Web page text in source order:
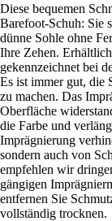
Diese bequemen
Barefoot-Schuh: Sie
dünne Sohle ohne
Ihre Zehen.
gekennzeichnet bei
Es ist immer gut, die
zu machen. Das
Oberfläche
die Farbe und
Imprägnierung
sondern auch von
empfehlen wir
gängigen
entfernen Sie
vollständig trocknen.